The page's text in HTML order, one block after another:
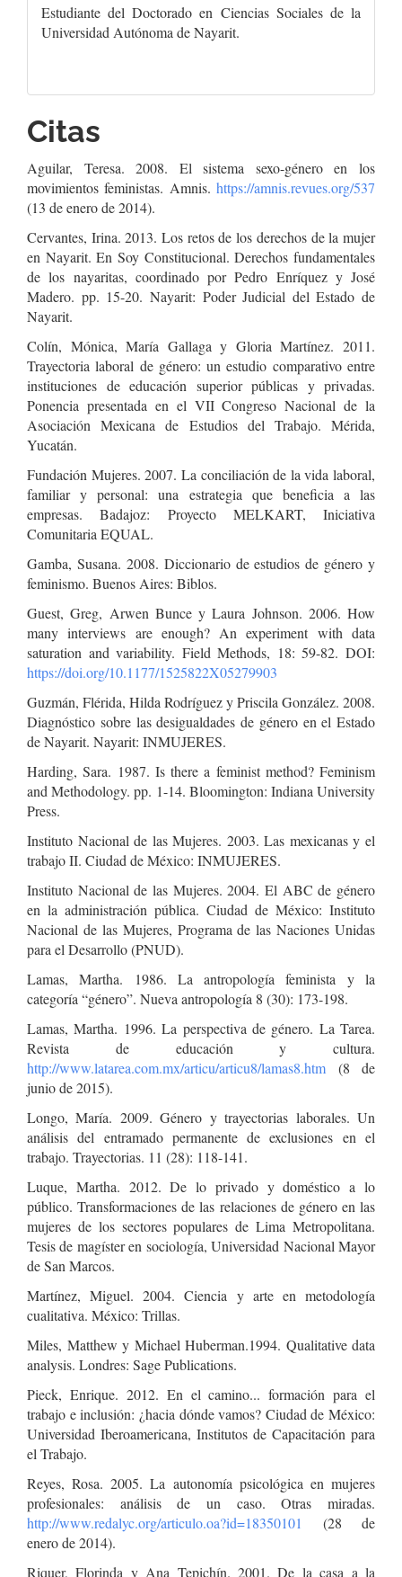
Estudiante del Doctorado en Ciencias Sociales de la
Universidad Autónoma de Nayarit.
Citas
Aguilar, Teresa. 2008. El sistema sexo-género en los
movimientos feministas. Amnis. https://amnis.revues.org/537
(13 de enero de 2014).
Cervantes, Irina. 2013. Los retos de los derechos de la mujer
en Nayarit. En Soy Constitucional. Derechos fundamentales
de los nayaritas, coordinado por Pedro Enríquez y José
Madero. pp. 15-20. Nayarit: Poder Judicial del Estado de
Nayarit.
Colín, Mónica, María Gallaga y Gloria Martínez. 2011.
Trayectoria laboral de género: un estudio comparativo entre
instituciones de educación superior públicas y privadas.
Ponencia presentada en el VII Congreso Nacional de la
Asociación Mexicana de Estudios del Trabajo. Mérida,
Yucatán.
Fundación Mujeres. 2007. La conciliación de la vida laboral,
familiar y personal: una estrategia que beneficia a las
empresas. Badajoz: Proyecto MELKART, Iniciativa
Comunitaria EQUAL.
Gamba, Susana. 2008. Diccionario de estudios de género y
feminismo. Buenos Aires: Biblos.
Guest, Greg, Arwen Bunce y Laura Johnson. 2006. How
many interviews are enough? An experiment with data
saturation and variability. Field Methods, 18: 59-82. DOI:
https://doi.org/10.1177/1525822X05279903
Guzmán, Flérida, Hilda Rodríguez y Priscila González. 2008.
Diagnóstico sobre las desigualdades de género en el Estado
de Nayarit. Nayarit: INMUJERES.
Harding, Sara. 1987. Is there a feminist method? Feminism
and Methodology. pp. 1-14. Bloomington: Indiana University
Press.
Instituto Nacional de las Mujeres. 2003. Las mexicanas y el
trabajo II. Ciudad de México: INMUJERES.
Instituto Nacional de las Mujeres. 2004. El ABC de género
en la administración pública. Ciudad de México: Instituto
Nacional de las Mujeres, Programa de las Naciones Unidas
para el Desarrollo (PNUD).
Lamas, Martha. 1986. La antropología feminista y la
categoría “género”. Nueva antropología 8 (30): 173-198.
Lamas, Martha. 1996. La perspectiva de género. La Tarea.
Revista de educación y cultura.
http://www.latarea.com.mx/articu/articu8/lamas8.htm (8 de
junio de 2015).
Longo, María. 2009. Género y trayectorias laborales. Un
análisis del entramado permanente de exclusiones en el
trabajo. Trayectorias. 11 (28): 118-141.
Luque, Martha. 2012. De lo privado y doméstico a lo
público. Transformaciones de las relaciones de género en las
mujeres de los sectores populares de Lima Metropolitana.
Tesis de magíster en sociología, Universidad Nacional Mayor
de San Marcos.
Martínez, Miguel. 2004. Ciencia y arte en metodología
cualitativa. México: Trillas.
Miles, Matthew y Michael Huberman.1994. Qualitative data
analysis. Londres: Sage Publications.
Pieck, Enrique. 2012. En el camino... formación para el
trabajo e inclusión: ¿hacia dónde vamos? Ciudad de México:
Universidad Iberoamericana, Institutos de Capacitación para
el Trabajo.
Reyes, Rosa. 2005. La autonomía psicológica en mujeres
profesionales: análisis de un caso. Otras miradas.
http://www.redalyc.org/articulo.oa?id=18350101
(28 de
enero de 2014).
Riquer, Florinda y Ana Tepichín. 2001. De la casa a la